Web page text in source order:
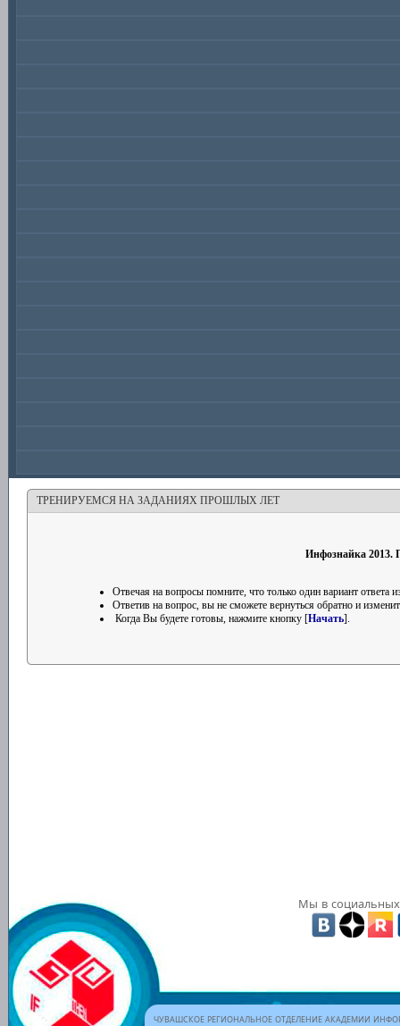
ТРЕНИРУЕМСЯ НА ЗАДАНИЯХ ПРОШЛЫХ ЛЕТ
Инфознайка 2013.
Отвечая на вопросы помните, что только один вариант ответа
Ответив на вопрос, вы не сможете вернуться обратно и
Когда Вы будете готовы, нажмите кнопку [Начать].
Мы в социальных
ЧУВАШСКОЕ РЕГИОНАЛЬНОЕ ОТДЕЛЕНИЕ АКАДЕМИИ